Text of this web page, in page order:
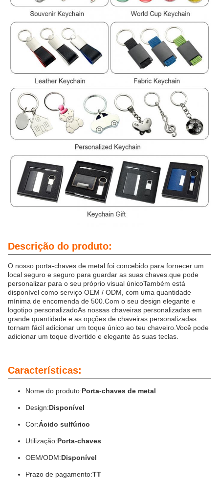
Descrição do produto:
O nosso porta-chaves de metal foi concebido para fornecer um
local seguro e seguro para guardar as suas chaves.que pode
personalizar para o seu próprio visual únicoTambém está
disponível como serviço OEM / ODM, com uma quantidade
mínima de encomenda de 500.Com o seu design elegante e
logotipo personalizadoAs nossas chaveiras personalizadas em
grande quantidade e as opções de chaveiras personalizadas
tornam fácil adicionar um toque único ao teu chaveiro.Você pode
adicionar um toque divertido e elegante às suas teclas.
Características:
Nome do produto:Porta-chaves de metal
Design:Disponível
Cor:Ácido sulfúrico
Utilização:Porta-chaves
OEM/ODM:Disponível
Prazo de pagamento:TT